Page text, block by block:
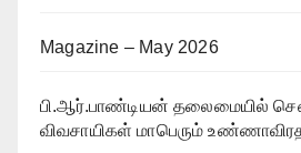
Magazine – May 2026
பி.ஆர்.பாண்டியன் தலைமையில்
விவசாயிகள் மாபெரும்